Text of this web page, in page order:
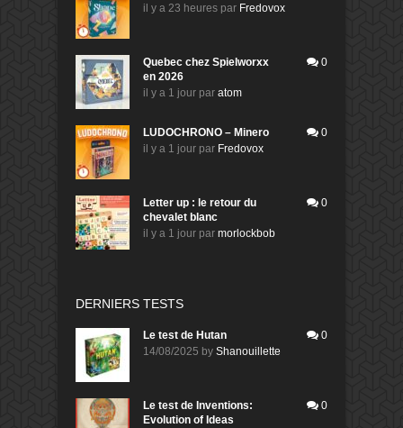
il y a 23 heures par Fredovox
Quebec chez Spielworxx
en 2026
il y a 1 jour par atom
0
LUDOCHRONO – Minero
il y a 1 jour par Fredovox
0
Letter up : le retour du
chevalet blanc
il y a 1 jour par morlockbob
0
DERNIERS TESTS
Le test de Hutan
14/08/2025 by Shanouillette
0
Le test de Inventions:
Evolution of Ideas
0